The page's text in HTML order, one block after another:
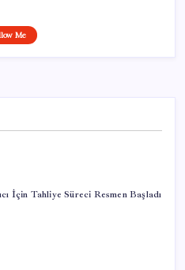
Me
İçin Tahliye Süreci Resmen Başladı